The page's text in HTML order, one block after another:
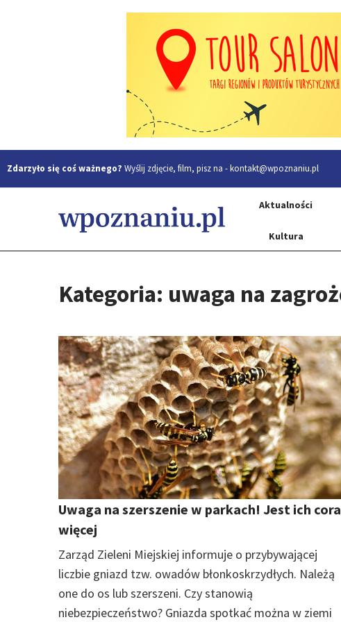
Zdarzyło się coś ważnego? Wyślij zdjęcie, film, pisz na -kontakt@wpoznaniu.pl
Aktualności
Kultura
Kategoria: uwaga na
Uwaga na szerszenie w parkach! Jest ich
więcej
Zarząd Zieleni Miejskiej informuje o przybywającej
liczbie gniazd tzw. owadów błonkoskrzydłych. Należą
one do os lub szerszeni. Czy stanowią
niebezpieczeństwo? Gniazda spotkać można w ziemi